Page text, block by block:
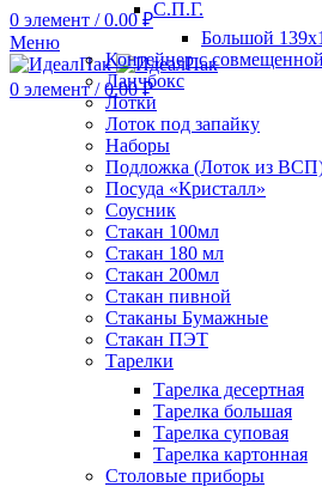
0 элемент / 0.00₽
Меню
0 элемент / 0.00₽
С.П.Г.
Большой
Контейнер с
Ланчбокс
Лотки
Лоток под запайку
Наборы
Подложка (Лоток из
Посуда «Кристалл»
Соусник
Стакан 100мл
Стакан 180 мл
Стакан 200мл
Стакан пивной
Стаканы Бумажные
Стакан ПЭТ
Тарелки
Тарелка десертная
Тарелка большая
Тарелка суповая
Тарелка картонная
Столовые приборы